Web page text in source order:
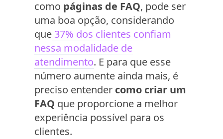
como páginas de FAQ, pode ser
uma boa opção, considerando
que 37% dos clientes confiam
nessa modalidade de
atendimento. E para que esse
número aumente ainda mais, é
preciso entender como criar um
FAQ que proporcione a melhor
experiência possível para os
clientes.